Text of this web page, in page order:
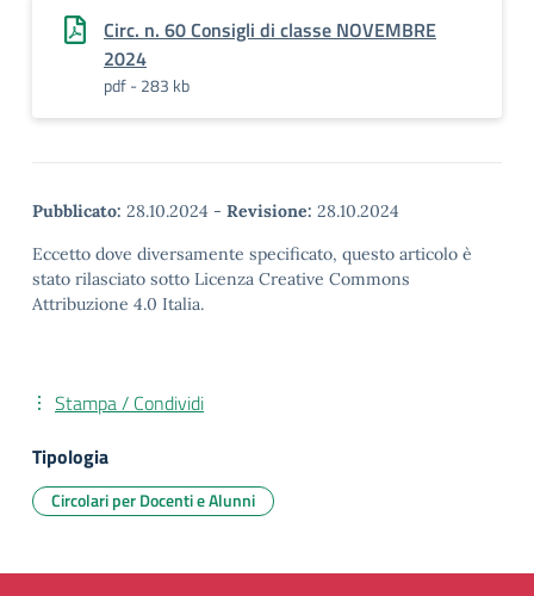
Circ. n. 60 Consigli di classe NOVEMBRE
2024
pdf - 283 kb
Pubblicato: 28.10.2024 - Revisione: 28.10.2024
Eccetto dove diversamente specificato, questo articolo è
stato rilasciato sotto Licenza Creative Commons
Attribuzione 4.0 Italia.
Stampa / Condividi
Tipologia
Circolari per Docenti e Alunni